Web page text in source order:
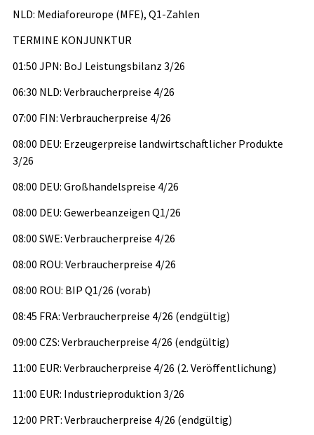
NLD: Mediaforeurope (MFE), Q1-Zahlen
TERMINE KONJUNKTUR
01:50 JPN: BoJ Leistungsbilanz 3/26
06:30 NLD: Verbraucherpreise 4/26
07:00 FIN: Verbraucherpreise 4/26
08:00 DEU: Erzeugerpreise landwirtschaftlicher Produkte
3/26
08:00 DEU: Großhandelspreise 4/26
08:00 DEU: Gewerbeanzeigen Q1/26
08:00 SWE: Verbraucherpreise 4/26
08:00 ROU: Verbraucherpreise 4/26
08:00 ROU: BIP Q1/26 (vorab)
08:45 FRA: Verbraucherpreise 4/26 (endgültig)
09:00 CZS: Verbraucherpreise 4/26 (endgültig)
11:00 EUR: Verbraucherpreise 4/26 (2. Veröffentlichung)
11:00 EUR: Industrieproduktion 3/26
12:00 PRT: Verbraucherpreise 4/26 (endgültig)